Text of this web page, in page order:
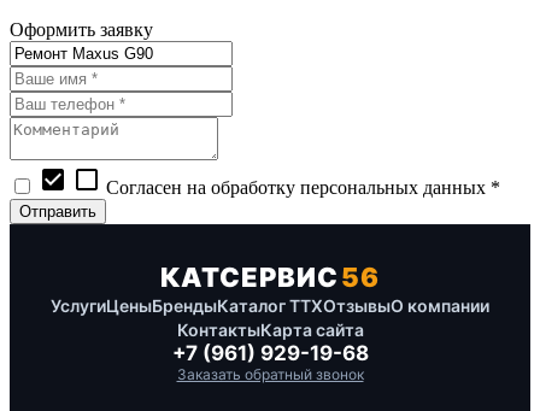
Оформить заявку
check_box check_box_outline_blank Согласен на обработку персональных данных *
КАТСЕРВИС56
УслугиЦеныБрендыКаталог ТТХОтзывыО компании
КонтактыКарта сайта
+7 (961) 929-19-68
Заказать обратный звонок